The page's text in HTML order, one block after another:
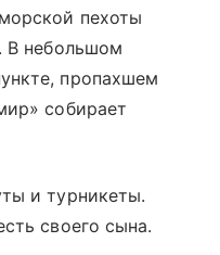
пехоты
В небольшом
пропахшем
собирает
и турникеты.
своего сына.